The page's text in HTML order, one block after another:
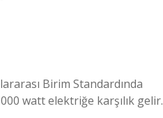
Birim Standardında
watt elektriğe karşılık gelir.